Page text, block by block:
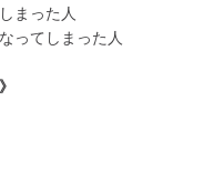
まった人
ってしまった人